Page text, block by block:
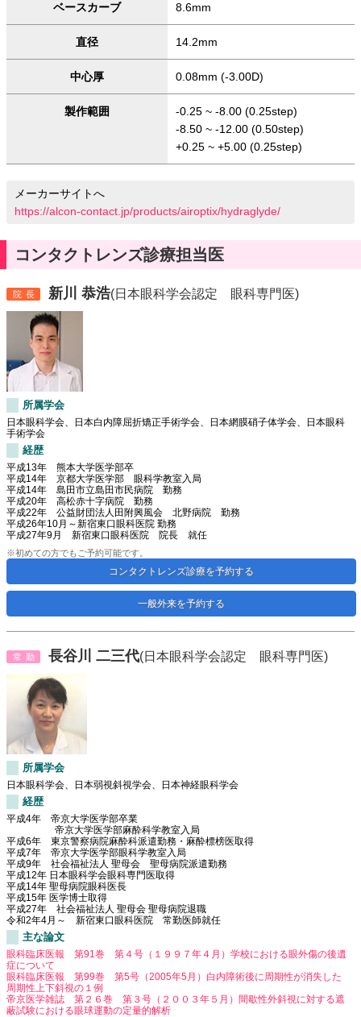
ベースカーブ 8.6mm
直径 14.2mm
中心厚 0.08mm (-3.00D)
製作範囲
-0.25 ~ -8.00 (0.25step)
-8.50 ~ -12.00 (0.50step)
+0.25 ~ +5.00 (0.25step)
メーカーサイトへ
https://alcon-contact.jp/products/airoptix/hydraglyde/
コンタクトレンズ診療担当医
院長 新川 恭浩(日本眼科学会認定 眼科専門医)
所属学会
日本眼科学会、日本白内障屈折矯正手術学会、日本網膜硝子体学会、日本眼科
手術学会
経歴
平成13年 熊本大学医学部卒
平成14年 京都大学医学部 眼科学教室入局
平成14年 島田市立島田市民病院 勤務
平成20年 高松赤十字病院 勤務
平成22年 公益財団法人田附興風会 北野病院 勤務
平成26年10月～新宿東口眼科医院 勤務
平成27年9月 新宿東口眼科医院 院長 就任
※初めての方でもご予約可能です。
コンタクトレンズ診療を予約する
一般外来を予約する
常勤 長谷川 二三代(日本眼科学会認定 眼科専門医)
所属学会
日本眼科学会、日本弱視斜視学会、日本神経眼科学会
経歴
平成4年 帝京大学医学部卒業
帝京大学医学部麻酔科学教室入局
平成6年 東京警察病院麻酔科派遣勤務・麻酔標榜医取得
平成7年 帝京大学医学部眼科学教室入局
平成9年 社会福祉法人 聖母会 聖母病院派遣勤務
平成12年 日本眼科学会眼科専門医取得
平成14年 聖母病院眼科医長
平成15年 医学博士取得
平成27年 社会福祉法人 聖母会 聖母病院退職
令和2年4月～ 新宿東口眼科医院 常勤医師就任
主な論文
眼科臨床医報 第91巻 第４号（１９９７年４月）学校における眼外傷の後遺
症について
眼科臨床医報 第99巻 第5号（2005年5月）白内障術後に周期性が消失した
周期性上下斜視の１例
帝京医学雑誌 第２６巻 第３号（２００３年５月）間歇性外斜視に対する遮
蔽試験における眼球運動の定量的解析